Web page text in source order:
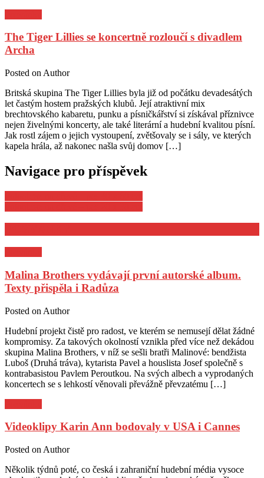
The Tiger Lillies se koncertně rozloučí s divadlem
Archa
Posted on Author
Britská skupina The Tiger Lillies byla již od počátku devadesátých
let častým hostem pražských klubů. Její atraktivní mix
brechtovského kabaretu, punku a písničkářství si získával příznivce
nejen živelnými koncerty, ale také literární a hudební kvalitou písní.
Jak rostl zájem o jejich vystoupení, zvětšovaly se i sály, ve kterých
kapela hrála, až nakonec našla svůj domov […]
Navigace pro příspěvek
Malina Brothers vydávají první autorské album.
Texty přispěla i Radůza
Posted on Author
Hudební projekt čistě pro radost, ve kterém se nemusejí dělat žádné
kompromisy. Za takových okolností vznikla před více než dekádou
skupina Malina Brothers, v níž se sešli bratři Malinové: bendžista
Luboš (Druhá tráva), kytarista Pavel a houslista Josef společně s
kontrabasistou Pavlem Peroutkou. Na svých albech a vyprodaných
koncertech se s lehkostí věnovali převážně převzatému […]
Videoklipy Karin Ann bodovaly v USA i Cannes
Posted on Author
Několik týdnů poté, co česká i zahraniční hudební média vysoce